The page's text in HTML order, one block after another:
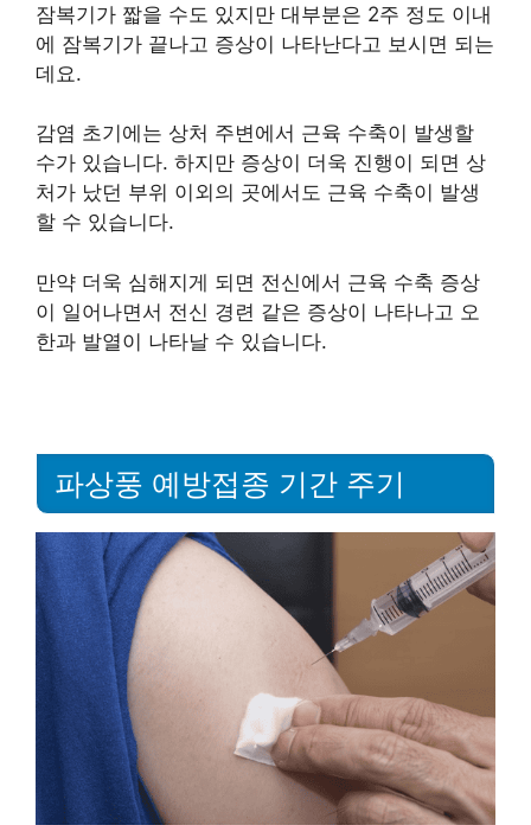
잠복기가 짧을 수도 있지만 대부분은 2주 정도 이내
에 잠복기가 끝나고 증상이 나타난다고 보시면 되는
데요.
감염 초기에는 상처 주변에서 근육 수축이 발생할
수가 있습니다. 하지만 증상이 더욱 진행이 되면 상
처가 났던 부위 이외의 곳에서도 근육 수축이 발생
할 수 있습니다.
만약 더욱 심해지게 되면 전신에서 근육 수축 증상
이 일어나면서 전신 경련 같은 증상이 나타나고 오
한과 발열이 나타날 수 있습니다.
파상풍 예방접종 기간 주기